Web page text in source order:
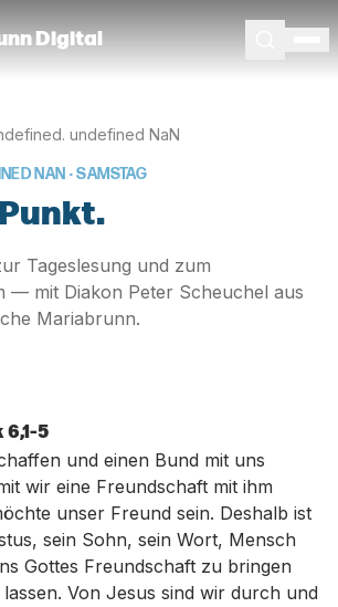
Digital
undefined NaN
NAN · SAMSTAG
Tageslesung und zum
— mit Diakon Peter Scheuchel aus
Mariabrunn.
6,1-5
und einen Bund mit uns
wir eine Freundschaft mit ihm
unser Freund sein. Deshalb ist
sein Sohn, sein Wort, Mensch
Gottes Freundschaft zu bringen
Von Jesus sind wir durch und